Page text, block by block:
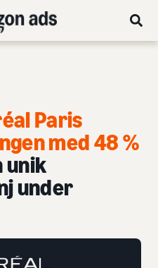
Paris
med 48 %
unik
under